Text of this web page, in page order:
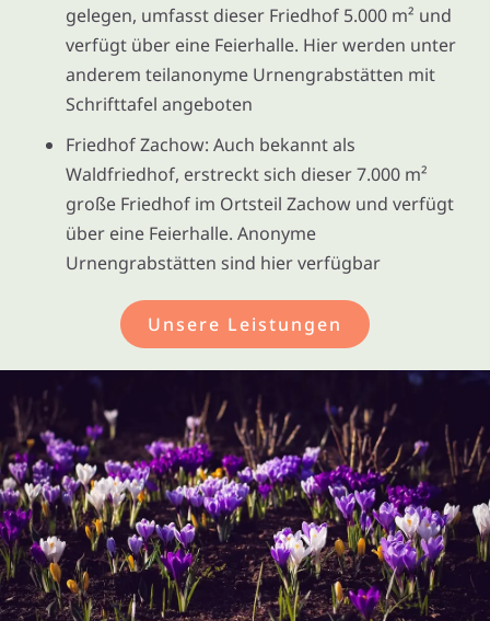
gelegen, umfasst dieser Friedhof 5.000 m² und
verfügt über eine Feierhalle. Hier werden unter
anderem teilanonyme Urnengrabstätten mit
Schrifttafel angeboten
Friedhof Zachow: Auch bekannt als
Waldfriedhof, erstreckt sich dieser 7.000 m²
große Friedhof im Ortsteil Zachow und verfügt
über eine Feierhalle. Anonyme
Urnengrabstätten sind hier verfügbar
Unsere Leistungen